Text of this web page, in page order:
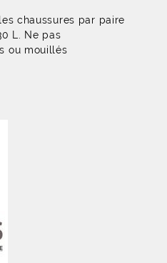
chaussures par paire
L. Ne pas
ou mouillés